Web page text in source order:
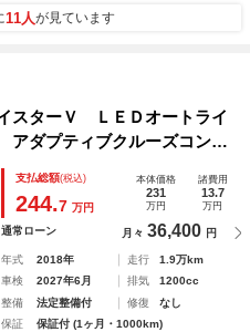
11人が見ています
ターＶ ＬＥＤオートライ
ダプティブクルーズコント
Ｒソナー オートライト ア
ト＆バック＆サイドカメラ
支払総額(税込)
244.7 万円
本体価格
231
万円
諸費用
13.7
万円
通常ローン 月々 36,400 円
年式 2018年 走行
1.9万km
車検
2027年6月 排気
1200cc
整備
法定整備付 修復
なし
保証
保証付 (1ヶ月・1000km)